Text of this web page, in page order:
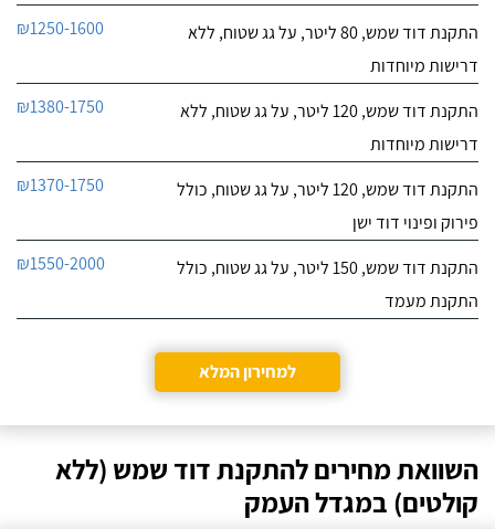
התקנת דוד שמש, 80 ליטר, על גג שטוח, ללא
דרישות מיוחדות
₪1250-1600
התקנת דוד שמש, 120 ליטר, על גג שטוח, ללא
דרישות מיוחדות
₪1380-1750
התקנת דוד שמש, 120 ליטר, על גג שטוח, כולל
פירוק ופינוי דוד ישן
₪1370-1750
התקנת דוד שמש, 150 ליטר, על גג שטוח, כולל
התקנת מעמד
₪1550-2000
למחירון המלא
השוואת מחירים להתקנת דוד שמש (ללא
קולטים) במגדל העמק